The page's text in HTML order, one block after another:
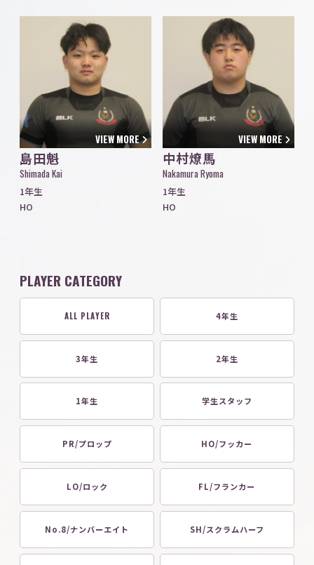
VIEW MORE
島田魁
Shimada Kai
1年生
HO
VIEW MORE
中村燎馬
Nakamura Ryoma
1年生
HO
PLAYER CATEGORY
ALL PLAYER 4年生
3年生 2年生
1年生 学生スタッフ
PR/プロップ HO/フッカー
LO/ロック FL/フランカー
No.8/ナンバーエイト SH/スクラムハーフ